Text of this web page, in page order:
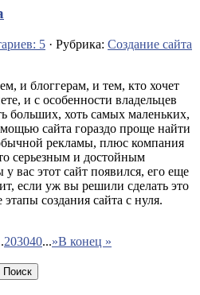
5 · Рубрика: Создание сайта
и блоггерам, и тем, кто хочет
и с особенности владельцев
больших, хоть самых маленьких,
сайта гораздо проще найти
рекламы, плюс компания
серьезным и достойным
вас этот сайт появился, его еще
если уж вы решили сделать это
создания сайта с нуля.
203040...»В конец »